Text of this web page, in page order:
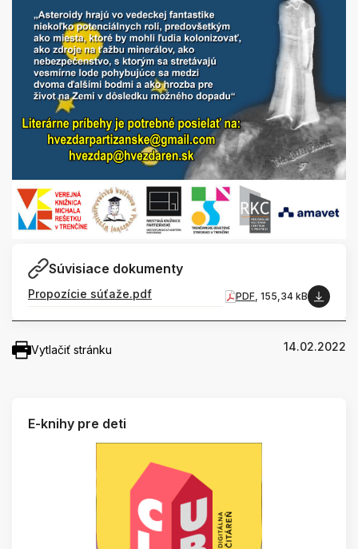
Súvisiace dokumenty
Propozície súťaže.pdf PDF, 155,34 kB
Vytlačiť stránku 14.02.2022
E-knihy pre deti